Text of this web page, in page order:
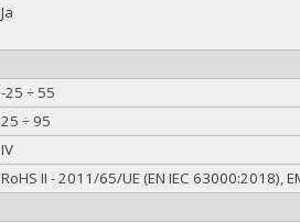
Ja
-25 ÷ 55
25 ÷ 95
IV
RoHS II - 2011/65/UE (EN IEC 63000:2018),